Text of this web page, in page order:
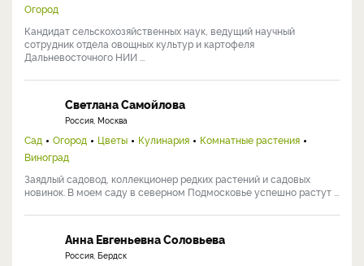
Огород
Кандидат сельскохозяйственных наук, ведущий научный
сотрудник отдела овощных культур и картофеля
Дальневосточного НИИ ...
Светлана Самойлова
Россия, Москва
Сад Огород Цветы Кулинария
Комнатные растения
Виноград
Заядлый садовод, коллекционер редких растений и садовых
новинок. В моем саду в северном Подмосковье успешно растут ...
Анна Евгеньевна Соловьева
Россия, Бердск